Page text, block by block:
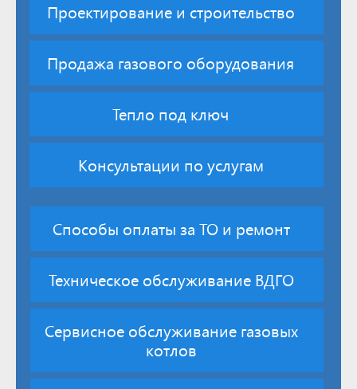
Проектирование и строительство
Продажа газового оборудования
Тепло под ключ
Консультации по услугам
Способы оплаты за ТО и ремонт
Техническое обслуживание ВДГО
Сервисное обслуживание газовых
котлов